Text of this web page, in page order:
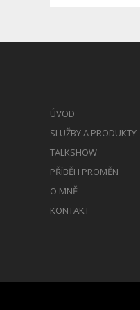
ÚVOD
SLUŽBY A PRODUKTY
TALKSHOW
PŘÍBĚH PROMĚN
O MNĚ
KONTAKT